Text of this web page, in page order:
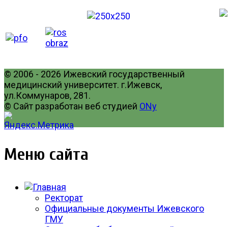
© 2006 - 2026 Ижевский государственный
медицинский университет. г.Ижевск,
ул.Коммунаров, 281.
© Сайт разработан веб студией ONy
Меню сайта
Ректорат
Официальные документы Ижевского
ГМУ